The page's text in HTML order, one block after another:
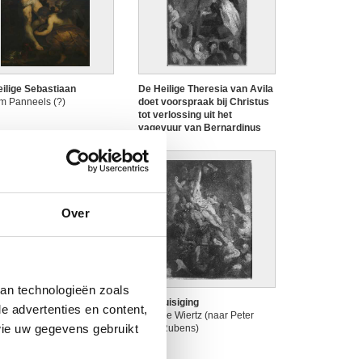
Over
technologieën zoals
advertenties en content,
uw gegevens gebruikt
Sebastiaan
Panneels (?)
De Heilige Theresia van Avila
doet voorspraak bij Christus
tot verlossing uit het
vagevuur van Bernardinus
Antoine Wiertz (naar Peter
Paul Rubens)
(links) /
aan het volk getoond
- (Verso) Studies
De kruisiging
Antoine Wiertz (naar Peter
Paul Rubens)